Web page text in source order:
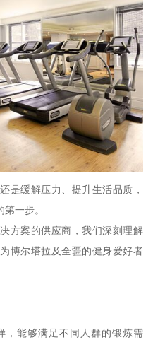
是缓解压力、提升生活品质，
一步。
方案的供应商，我们深刻理解
博尔塔拉及全疆的健身爱好者
，能够满足不同人群的锻炼需